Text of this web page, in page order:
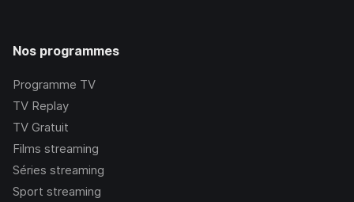
Nos programmes
Programme TV
TV Replay
TV Gratuit
Films streaming
Séries streaming
Sport streaming